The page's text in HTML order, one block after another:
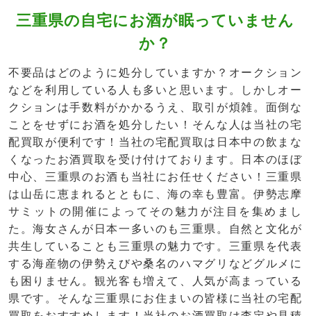
三重県の自宅にお酒が眠っていません
か？
不要品はどのように処分していますか？オークション
などを利用している人も多いと思います。しかしオー
クションは手数料がかかるうえ、取引が煩雑。面倒な
ことをせずにお酒を処分したい！そんな人は当社の宅
配買取が便利です！当社の宅配買取は日本中の飲まな
くなったお酒買取を受け付けております。日本のほぼ
中心、三重県のお酒も当社にお任せください！三重県
は山岳に恵まれるとともに、海の幸も豊富。伊勢志摩
サミットの開催によってその魅力が注目を集めまし
た。海女さんが日本一多いのも三重県。自然と文化が
共生していることも三重県の魅力です。三重県を代表
する海産物の伊勢えびや桑名のハマグリなどグルメに
も困りません。観光客も増えて、人気が高まっている
県です。そんな三重県にお住まいの皆様に当社の宅配